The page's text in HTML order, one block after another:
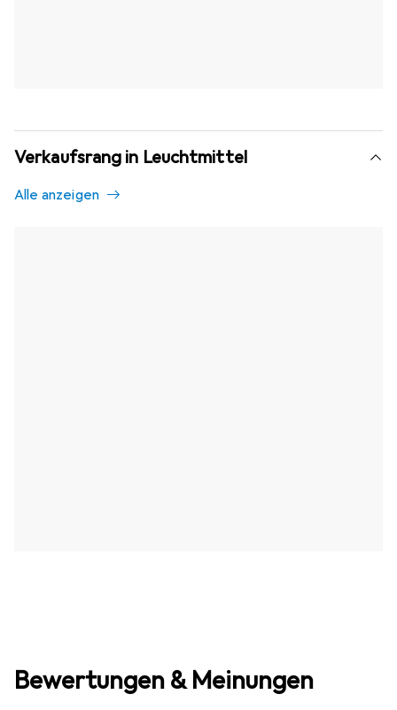
Verkaufsrang in Leuchtmittel
Alle anzeigen
Bewertungen & Meinungen